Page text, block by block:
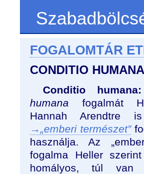
FOGALOMTÁR
CONDITIO HUMANA
Conditio
humana fogalmát
Hannah Arendtre
→„emberi természet”
használja. Az
fogalma Heller szerint
homályos, túl van